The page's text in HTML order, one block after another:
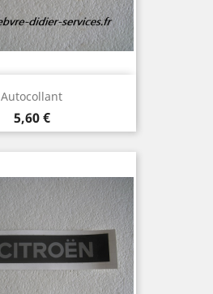
Autocollant
Prix
5,60 €